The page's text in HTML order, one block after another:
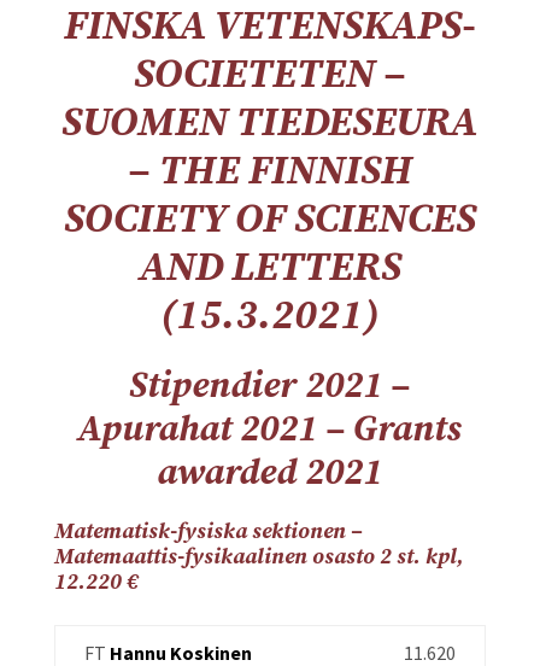
FINSKA VETENSKAPS-
SOCIETETEN –
SUOMEN TIEDESEURA
– THE FINNISH
SOCIETY OF SCIENCES
AND LETTERS
(15.3.2021)
Stipendier 2021 –
Apurahat 2021 – Grants
awarded 2021
Matematisk-fysiska sektionen –
Matemaattis-fysikaalinen osasto 2 st. kpl,
12.220 €
FT Hannu Koskinen
11.620